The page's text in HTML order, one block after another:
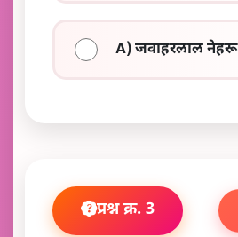
A) जवाहरलाल नेहरू
प्रश्न क्र. 3